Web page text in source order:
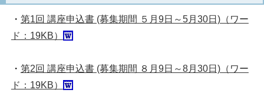
・ 第1回 講座申込書 (募集期間 ５月9日～5月30日)（ワー
ド：19KB）
・ 第2回 講座申込書 (募集期間 ８月9日～8月30日)（ワー
ド：19KB）